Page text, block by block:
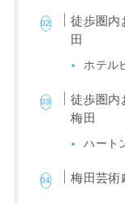
徒歩圏
田
ホテル
徒歩圏
梅田
ハート
梅田芸術